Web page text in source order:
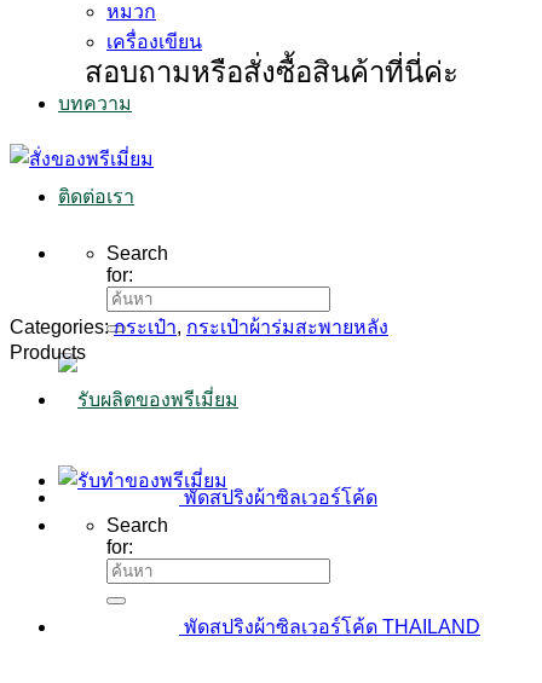
หมวก
เครื่องเขียน
บทความ
ติดต่อเรา
Search
for:
Search
for:
สอบถามหรือสั่งซื้อสินค้าที่นี่ค่ะ
Categories:กระเป๋า, กระเป๋าผ้าร่มสะพายหลัง
Products
พัดสปริงผ้าซิลเวอร์โค้ด
พัดสปริงผ้าซิลเวอร์โค้ด THAILAND